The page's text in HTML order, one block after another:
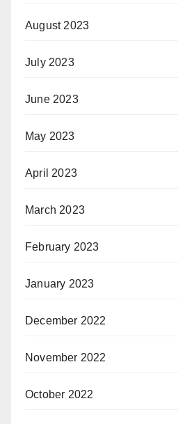
August 2023
July 2023
June 2023
May 2023
April 2023
March 2023
February 2023
January 2023
December 2022
November 2022
October 2022